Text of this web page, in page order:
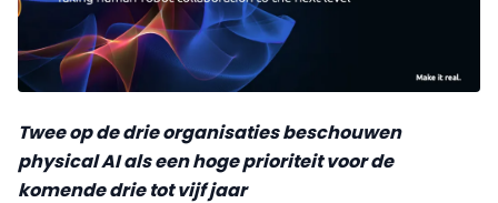
Twee op de drie organisaties beschouwen
physical AI als een hoge prioriteit voor de
komende drie tot vijf jaar